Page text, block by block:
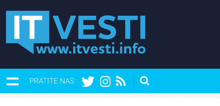
PRATITE NAS: